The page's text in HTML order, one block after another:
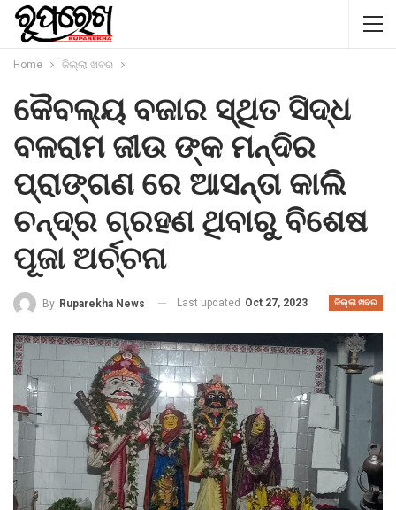
Home ଜିଲ୍ଲା ଖବର
କୈବଲ୍ୟ ବଜାର ସ୍ଥିତ ସିଦ୍ଧ
ବଳରାମ ଜୀଉ ଙ୍କ ମନ୍ଦିର
ପ୍ରାଙ୍ଗଣ ରେ ଆସନ୍ତା କାଲି
ଚନ୍ଦ୍ର ଗ୍ରହଣ ଥିବାରୁ ବିଶେଷ
ପୂଜା ଅର୍ଚ୍ଚନା
ଜିଲ୍ଲା ଖବର
By Ruparekha News Last updated Oct 27, 2023